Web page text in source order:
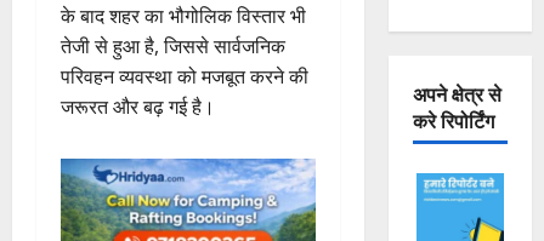
के बाद शहर का भौगोलिक विस्तार भी
तेजी से हुआ है, जिससे सार्वजनिक
परिवहन व्यवस्था को मजबूत करने की
जरूरत और बढ़ गई है।
अपने क्षेत्र से
करे रिपोर्टिंग